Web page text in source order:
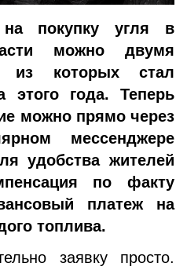
на покупку угля в
можно двумя
из которых стал
этого года. Теперь
можно прямо через
мессенджере
удобства жителей
по факту
платеж на
топлива.
заявку просто.